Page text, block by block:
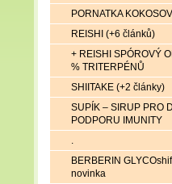
PORNATKA
REISHI (+6 článků)
+ REISHI SPÓROVÝ
% TRITERPÉNŮ
SHIITAKE (+2 články)
SUPÍK – SIRUP PRO
PODPORU IMUNITY
.
BERBERIN
novinka